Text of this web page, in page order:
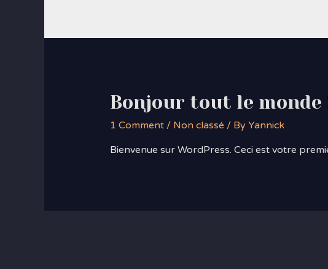
Bonjour tout le monde
1 Comment / Non classé / By Yannick
Bienvenue sur WordPress. Ceci est votre